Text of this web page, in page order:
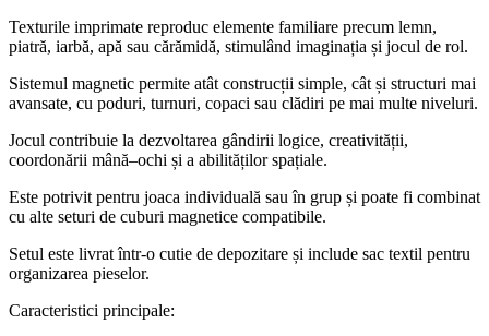
Texturile imprimate reproduc elemente familiare precum lemn,
piatră, iarbă, apă sau cărămidă, stimulând imaginația și jocul de rol.
Sistemul magnetic permite atât construcții simple, cât și structuri mai
avansate, cu poduri, turnuri, copaci sau clădiri pe mai multe niveluri.
Jocul contribuie la dezvoltarea gândirii logice, creativității,
coordonării mână–ochi și a abilităților spațiale.
Este potrivit pentru joaca individuală sau în grup și poate fi combinat
cu alte seturi de cuburi magnetice compatibile.
Setul este livrat într-o cutie de depozitare și include sac textil pentru
organizarea pieselor.
Caracteristici principale: